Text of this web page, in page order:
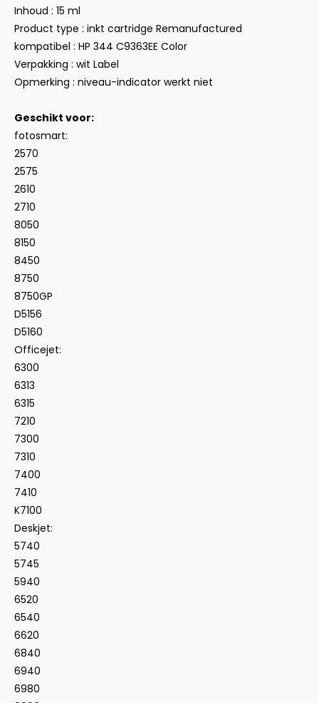
Inhoud : 15 ml
Product type : inkt cartridge Remanufactured
kompatibel : HP 344 C9363EE Color
Verpakking : wit Label
Opmerking : niveau-indicator werkt niet
Geschikt voor:
fotosmart:
2570
2575
2610
2710
8050
8150
8450
8750
8750GP
D5156
D5160
Officejet:
6300
6313
6315
7210
7300
7310
7400
7410
K7100
Deskjet:
5740
5745
5940
6520
6540
6620
6840
6940
6980